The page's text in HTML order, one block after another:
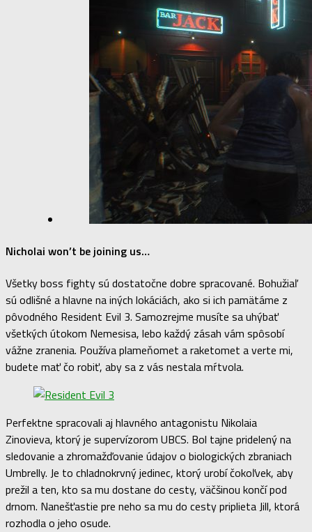
Nicholai won’t be joining us…
Všetky boss fighty sú dostatočne dobre spracované. Bohužiaľ
sú odlišné a hlavne na iných lokáciách, ako si ich pamätáme z
pôvodného Resident Evil 3. Samozrejme musíte sa uhýbať
všetkých útokom Nemesisa, lebo každý zásah vám spôsobí
vážne zranenia. Používa plameňomet a raketomet a verte mi,
budete mať čo robiť, aby sa z vás nestala mŕtvola.
Perfektne spracovali aj hlavného antagonistu Nikolaia
Zinovieva, ktorý je supervízorom UBCS. Bol tajne pridelený na
sledovanie a zhromažďovanie údajov o biologických zbraniach
Umbrelly. Je to chladnokrvný jedinec, ktorý urobí čokoľvek, aby
prežil a ten, kto sa mu dostane do cesty, väčšinou končí pod
drnom. Nanešťastie pre neho sa mu do cesty priplieta Jill, ktorá
rozhodla o jeho osude.